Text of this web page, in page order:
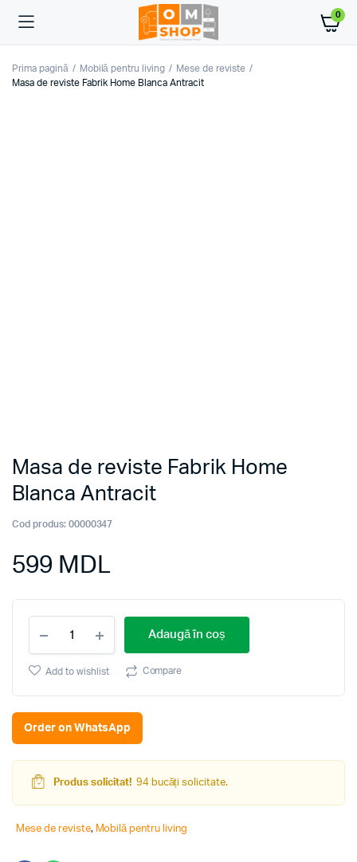
0
Prima pagină Mobilă pentru living
Mese de reviste
Masa de reviste Fabrik Home Blanca Antracit
Masa de reviste Fabrik Home
Blanca Antracit
Cod produs: 00000347
599 MDL
reviste
Fabrik
Blanca
Antracit
quantity
Adaugă în coș
Add to wishlist Compare
Order on WhatsApp
Produs solicitat! 94 bucăți solicitate.
Mese de reviste, Mobilă pentru living